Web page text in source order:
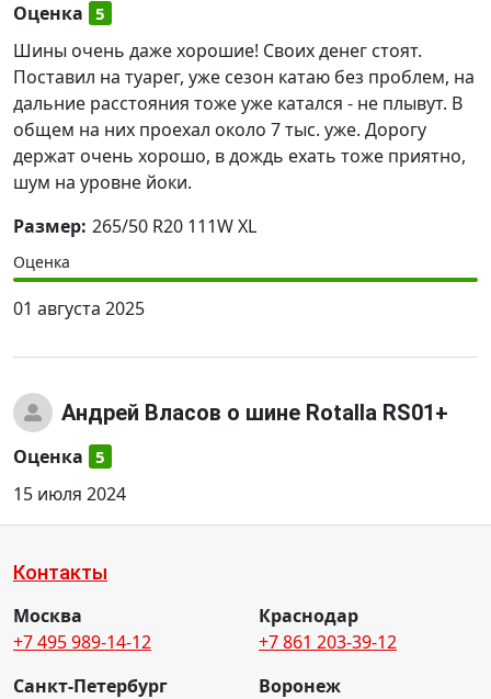
Оценка 5
Шины очень даже хорошие! Своих денег стоят.
Поставил на туарег, уже сезон катаю без проблем, на
дальние расстояния тоже уже катался - не плывут. В
общем на них проехал около 7 тыс. уже. Дорогу
держат очень хорошо, в дождь ехать тоже приятно,
шум на уровне йоки.
Размер: 265/50 R20 111W XL
Оценка
01 августа 2025
Андрей Власов о шине Rotalla RS01+
Оценка 5
15 июля 2024
Контакты
Москва
+7 495 989-14-12
Санкт-Петербург
Краснодар
+7 861 203-39-12
Воронеж